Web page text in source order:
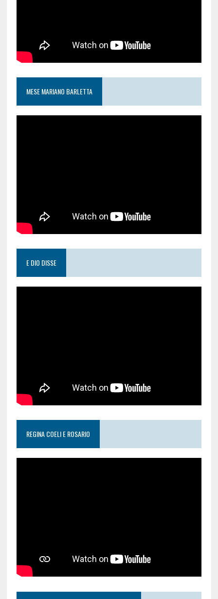
MESE MARIANO BARLETTA
E DIO DISSE
REGINA COELI E ROSARIO